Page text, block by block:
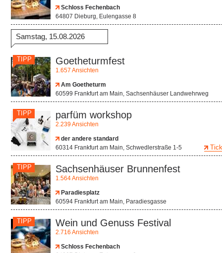
Schloss Fechenbach
64807 Dieburg, Eulengasse 8
Samstag, 15.08.2026
TIPP Goetheturmfest
1.657 Ansichten
Am Goetheturm
60599 Frankfurt am Main, Sachsenhäuser Landwehrweg
TIPP parfüm workshop
2.239 Ansichten
der andere standard
60314 Frankfurt am Main, Schwedlerstraße 1-5
TIPP Sachsenhäuser Brunnenfest
1.564 Ansichten
Paradiesplatz
60594 Frankfurt am Main, Paradiesgasse
TIPP Wein und Genuss Festival
2.716 Ansichten
Schloss Fechenbach